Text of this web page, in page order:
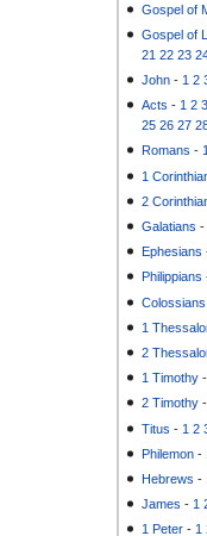
Gospel of
Gospel of
21 22 23
John - 1 2
Acts - 1 2
25 26 27
Romans -
1
2
Galatians
Ephesians
Philippians
Colossians
1
2
1 Timothy
2 Timothy
Titus - 1 2
Philemon -
Hebrews -
James - 1
1 Peter - 1